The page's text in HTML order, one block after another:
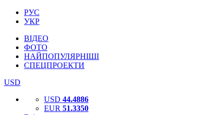
РУС
УКР
ВІДЕО
ФОТО
НАЙПОПУЛЯРНІШІ
СПЕЦПРОЕКТИ
USD
USD 44.4886
EUR 51.3350